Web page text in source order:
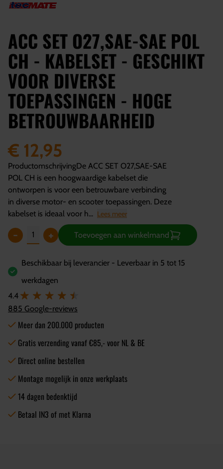
ACC SET O27,SAE-SAE POL
CH - KABELSET - GESCHIKT
VOOR DIVERSE
TOEPASSINGEN - HOGE
BETROUWBAARHEID
€ 12,95
ProductomschrijvingDe ACC SET O27,SAE-SAE
POL CH is een hoogwaardige kabelset die
ontworpen is voor een betrouwbare verbinding
in diverse motor- en scooter toepassingen. Deze
kabelset is ideaal voor h... Lees meer
- + Toevoegen aan winkelmand
Beschikbaar bij leverancier - Leverbaar in 5 tot 15
werkdagen
4.4
885 Google-reviews
Meer dan 200.000 producten
Gratis verzending vanaf €85,- voor NL & BE
Direct online bestellen
Montage mogelijk in onze werkplaats
14 dagen bedenktijd
Betaal IN3 of met Klarna